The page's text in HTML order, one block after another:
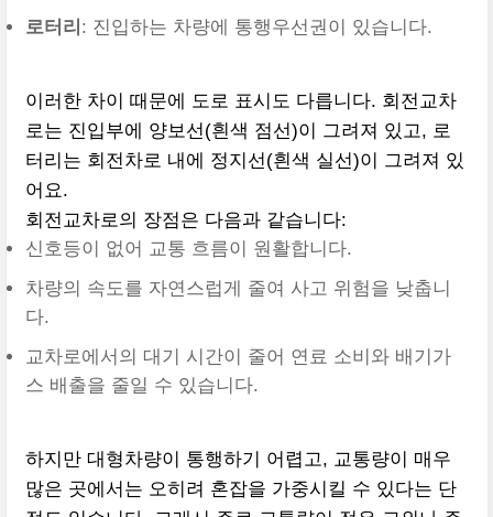
로터리 : 진입하는 차량에 통행우선권이 있습니다.
이러한 차이 때문에 도로 표시도 다릅니다. 회전교차
로는 진입부에 양보선(흰색 점선)이 그려져 있고, 로
터리는 회전차로 내에 정지선(흰색 실선)이 그려져 있
어요.
회전교차로의 장점은 다음과 같습니다:
신호등이 없어 교통 흐름이 원활합니다.
차량의 속도를 자연스럽게 줄여 사고 위험을 낮춥니
다.
교차로에서의 대기 시간이 줄어 연료 소비와 배기가
스 배출을 줄일 수 있습니다.
하지만 대형차량이 통행하기 어렵고, 교통량이 매우
많은 곳에서는 오히려 혼잡을 가중시킬 수 있다는 단